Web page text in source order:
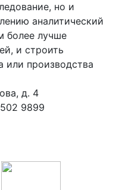
но и
аналитический
более лучше
и строить
или производства
д. 4
9899